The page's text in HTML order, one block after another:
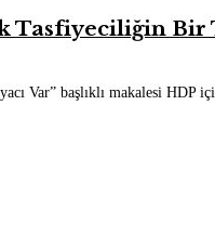
Bir
Var” başlıklı makalesi